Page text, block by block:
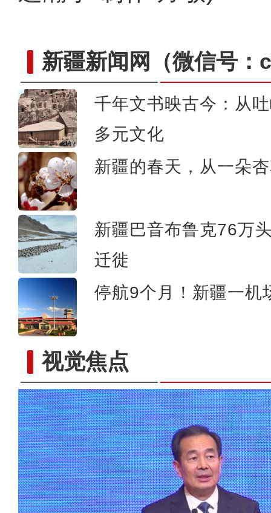
新疆新闻网 （微信号
千年文书映古今：从
多元文化
新疆的春天，从一朵
新疆巴音布鲁克76万
迁徙
停航9个月！新疆一机
视觉焦点
第四届新疆文化艺术节开幕式上演
新疆在京举办驻华使节交流会 中